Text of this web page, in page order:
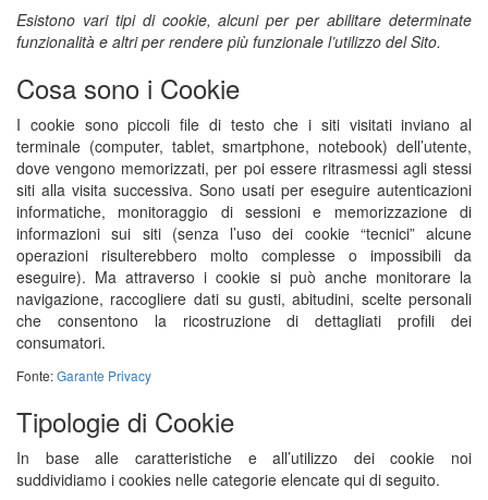
Esistono vari tipi di cookie, alcuni per per abilitare determinate
funzionalità e altri per rendere più funzionale l’utilizzo del Sito.
Cosa sono i Cookie
I cookie sono piccoli file di testo che i siti visitati inviano al
terminale (computer, tablet, smartphone, notebook) dell’utente,
dove vengono memorizzati, per poi essere ritrasmessi agli stessi
siti alla visita successiva. Sono usati per eseguire autenticazioni
informatiche, monitoraggio di sessioni e memorizzazione di
informazioni sui siti (senza l’uso dei cookie “tecnici” alcune
operazioni risulterebbero molto complesse o impossibili da
eseguire). Ma attraverso i cookie si può anche monitorare la
navigazione, raccogliere dati su gusti, abitudini, scelte personali
che consentono la ricostruzione di dettagliati profili dei
consumatori.
Fonte:Garante Privacy
Tipologie di Cookie
In base alle caratteristiche e all’utilizzo dei cookie noi
suddividiamo i cookies nelle categorie elencate qui di seguito.